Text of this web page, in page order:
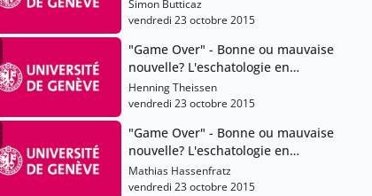
Simon Butticaz
vendredi 23 octobre 2015
"Game Over" - Bonne ou mauvaise
nouvelle? L'eschatologie en
question
Henning Theissen
vendredi 23 octobre 2015
"Game Over" - Bonne ou mauvaise
nouvelle? L'eschatologie en
question
Mathias Hassenfratz
vendredi 23 octobre 2015